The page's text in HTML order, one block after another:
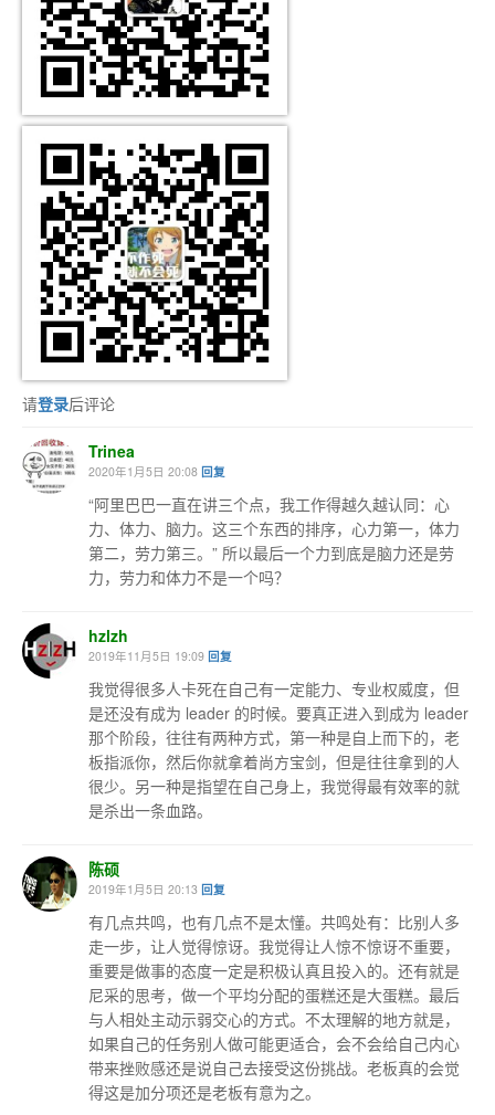
请登录后评论
Trinea
2020年1月5日 20:08 回复
“阿里巴巴一直在讲三个点，我工作得越久越认同：心
力、体力、脑力。这三个东西的排序，心力第一，体力
第二，劳力第三。” 所以最后一个力到底是脑力还是劳
力，劳力和体力不是一个吗？
hzlzh
2019年11月5日 19:09 回复
我觉得很多人卡死在自己有一定能力、专业权威度，但
是还没有成为 leader 的时候。要真正进入到成为 leader
那个阶段，往往有两种方式，第一种是自上而下的，老
板指派你，然后你就拿着尚方宝剑，但是往往拿到的人
很少。另一种是指望在自己身上，我觉得最有效率的就
是杀出一条血路。
陈硕
2019年1月5日 20:13 回复
有几点共鸣，也有几点不是太懂。共鸣处有：比别人多
走一步，让人觉得惊讶。我觉得让人惊不惊讶不重要，
重要是做事的态度一定是积极认真且投入的。还有就是
尼采的思考，做一个平均分配的蛋糕还是大蛋糕。最后
与人相处主动示弱交心的方式。不太理解的地方就是，
如果自己的任务别人做可能更适合，会不会给自己内心
带来挫败感还是说自己去接受这份挑战。老板真的会觉
得这是加分项还是老板有意为之。